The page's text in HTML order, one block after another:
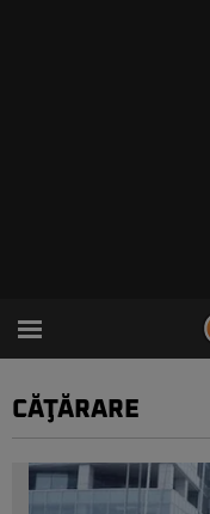
CĂŢĂRARE